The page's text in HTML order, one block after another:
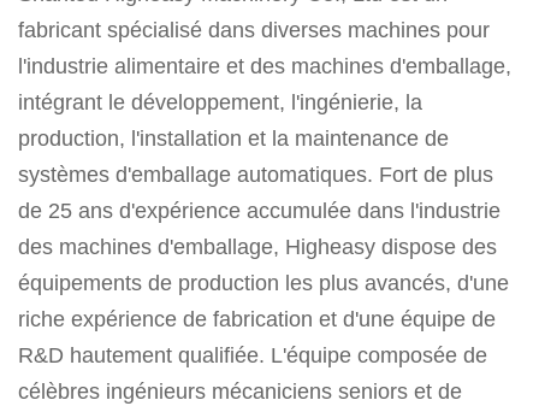
fabricant spécialisé dans diverses machines pour
l'industrie alimentaire et des machines d'emballage,
intégrant le développement, l'ingénierie, la
production, l'installation et la maintenance de
systèmes d'emballage automatiques. Fort de plus
de 25 ans d'expérience accumulée dans l'industrie
des machines d'emballage, Higheasy dispose des
équipements de production les plus avancés, d'une
riche expérience de fabrication et d'une équipe de
R&D hautement qualifiée. L'équipe composée de
célèbres ingénieurs mécaniciens seniors et de